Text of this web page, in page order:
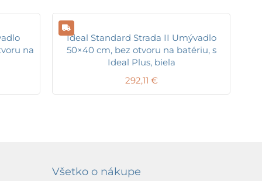
na
Ideal Standard Strada II Umývadlo
50×40 cm, bez otvoru na batériu, s
Ideal Plus, biela
292,11 €
Všetko o nákupe